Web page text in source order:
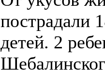
пострадали
детей. 2